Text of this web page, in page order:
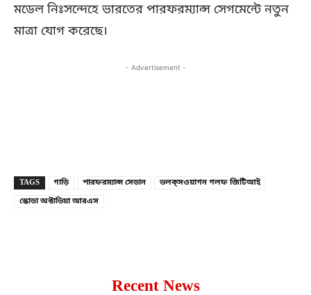
মডেল নিঃসন্দেহে ভারতের পারফরম্যান্স সেগমেন্টে নতুন
মাত্রা যোগ করেছে।
- Advertisement -
TAGS গাড়ি পারফরম্যান্স সেডান
ভলক্‌সওয়াগন গলফ জিটিআই
স্কোডা অক্টাভিয়া আরএস
Recent News